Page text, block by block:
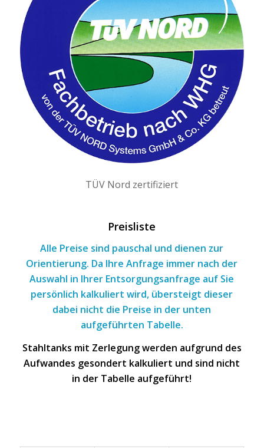
TÜV Nord zertifiziert
Preisliste
Alle Preise sind pauschal und dienen zur
Orientierung. Da Ihre Anfrage immer nach der
Auswahl in Ihrer Entsorgungsanfrage auf Sie
persönlich kalkuliert wird, übersteigt dieser
dabei nicht die Preise in der unten
aufgeführten Tabelle.
Stahltanks mit Zerlegung werden aufgrund des
Aufwandes gesondert kalkuliert und sind nicht
in der Tabelle aufgeführt!